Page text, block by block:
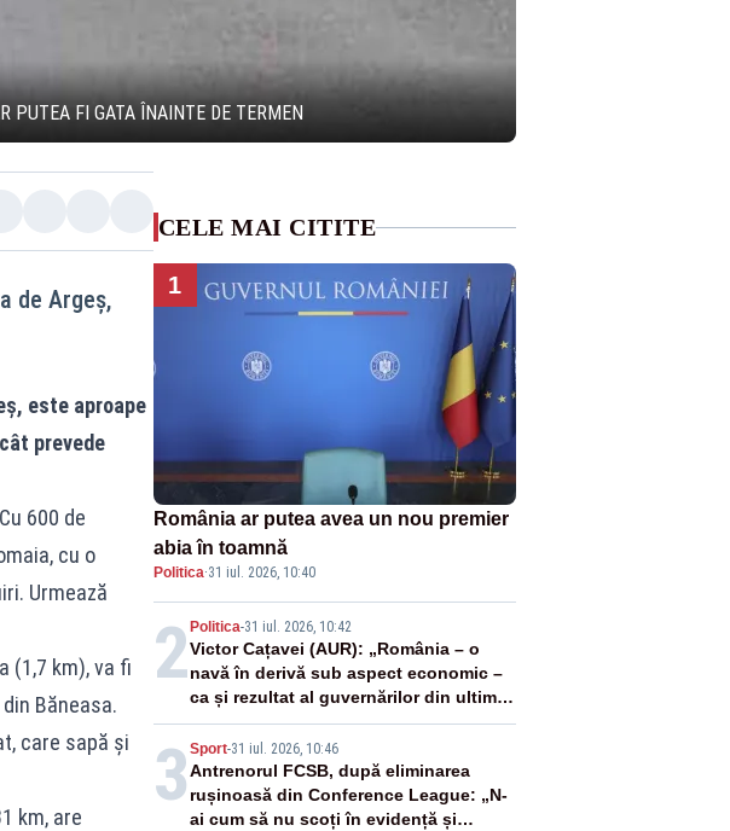
PUTEA FI GATA ÎNAINTE DE TERMEN
de Argeș,
este aproape
prevede
600 de
cu o
Urmează
(1,7 km), va fi
Băneasa.
care sapă și
km, are
CELE MAI CITITE
1
România ar putea avea un nou premier
abia în toamnă
Politica·31 iul. 2026, 10:40
2 Politica-31 iul. 2026, 10:42
Victor Cațavei (AUR): „România – o
navă în derivă sub aspect economic –
ca și rezultat al guvernărilor din ultimii
36 de ani”
3 Sport-31 iul. 2026, 10:46
Antrenorul FCSB, după eliminarea
rușinoasă din Conference League: „N-
ai cum să nu scoți în evidență și